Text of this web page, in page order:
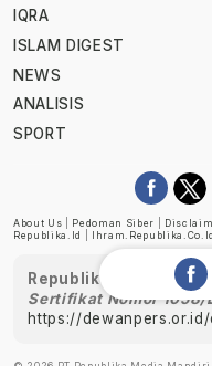
IQRA
ISLAM DIGEST
NEWS
ANALISIS
SPORT
About Us Pedoman Siber
Republika.id
Ihram.republika.co.id
Republika telah
Sertifikat Nomor
https://